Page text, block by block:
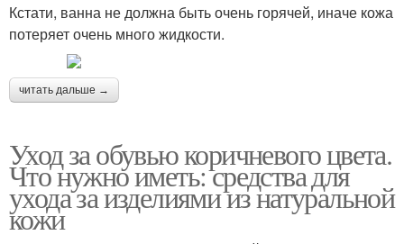
Кстати, ванна не должна быть очень горячей, иначе кожа
потеряет очень много жидкости.
читать дальше →
Уход за обувью коричневого цвета.
Что нужно иметь: средства для
ухода за изделиями из натуральной
кожи